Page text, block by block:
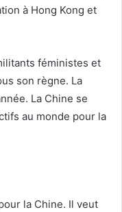
à Hong Kong et
féministes et
son règne. La
La Chine se
au monde pour la
la Chine. Il veut